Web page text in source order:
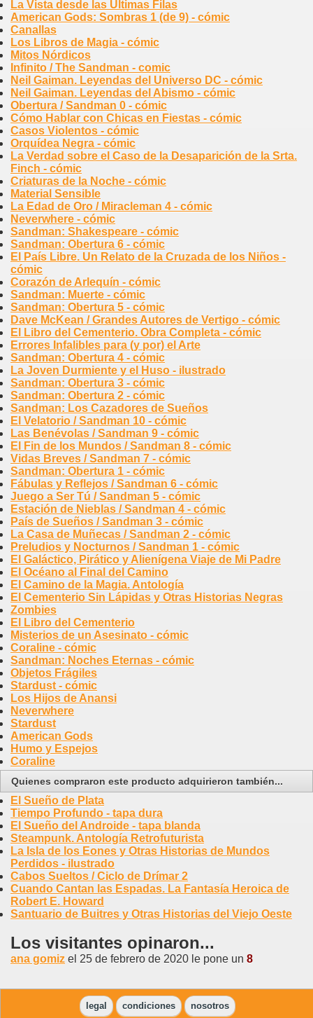
La Vista desde las Últimas Filas
American Gods: Sombras 1 (de 9) - cómic
Canallas
Los Libros de Magia - cómic
Mitos Nórdicos
Infinito / The Sandman - comic
Neil Gaiman. Leyendas del Universo DC - cómic
Neil Gaiman. Leyendas del Abismo - cómic
Obertura / Sandman 0 - cómic
Cómo Hablar con Chicas en Fiestas - cómic
Casos Violentos - cómic
Orquídea Negra - cómic
La Verdad sobre el Caso de la Desaparición de la Srta.
Finch - cómic
Criaturas de la Noche - cómic
Material Sensible
La Edad de Oro / Miracleman 4 - cómic
Neverwhere - cómic
Sandman: Shakespeare - cómic
Sandman: Obertura 6 - cómic
El País Libre. Un Relato de la Cruzada de los Niños -
cómic
Corazón de Arlequín - cómic
Sandman: Muerte - cómic
Sandman: Obertura 5 - cómic
Dave McKean / Grandes Autores de Vertigo - cómic
El Libro del Cementerio. Obra Completa - cómic
Errores Infalibles para (y por) el Arte
Sandman: Obertura 4 - cómic
La Joven Durmiente y el Huso - ilustrado
Sandman: Obertura 3 - cómic
Sandman: Obertura 2 - cómic
Sandman: Los Cazadores de Sueños
El Velatorio / Sandman 10 - cómic
Las Benévolas / Sandman 9 - cómic
El Fin de los Mundos / Sandman 8 - cómic
Vidas Breves / Sandman 7 - cómic
Sandman: Obertura 1 - cómic
Fábulas y Reflejos / Sandman 6 - cómic
Juego a Ser Tú / Sandman 5 - cómic
Estación de Nieblas / Sandman 4 - cómic
País de Sueños / Sandman 3 - cómic
La Casa de Muñecas / Sandman 2 - cómic
Preludios y Nocturnos / Sandman 1 - cómic
El Galáctico, Pirático y Alienígena Viaje de Mi Padre
El Océano al Final del Camino
El Camino de la Magia. Antología
El Cementerio Sin Lápidas y Otras Historias Negras
Zombies
El Libro del Cementerio
Misterios de un Asesinato - cómic
Coraline - cómic
Sandman: Noches Eternas - cómic
Objetos Frágiles
Stardust - cómic
Los Hijos de Anansi
Neverwhere
Stardust
American Gods
Humo y Espejos
Coraline
Quienes compraron este producto adquirieron también...
El Sueño de Plata
Tiempo Profundo - tapa dura
El Sueño del Androide - tapa blanda
Steampunk. Antología Retrofuturista
La Isla de los Eones y Otras Historias de Mundos
Perdidos - ilustrado
Cabos Sueltos / Ciclo de Drímar 2
Cuando Cantan las Espadas. La Fantasía Heroica de
Robert E. Howard
Santuario de Buitres y Otras Historias del Viejo Oeste
Los visitantes opinaron...
ana gomiz el 25 de febrero de 2020 le pone un 8
legal condiciones nosotros